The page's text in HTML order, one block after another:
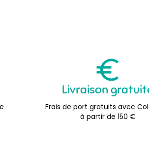
Livraison
Frais de port gratuits avec
à partir de 150 €